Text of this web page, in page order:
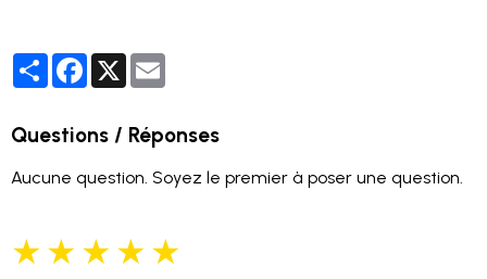
PartagerFacebook
X
Questions / Réponses
Aucune question. Soyez le premier à poser une question.
★★★★★